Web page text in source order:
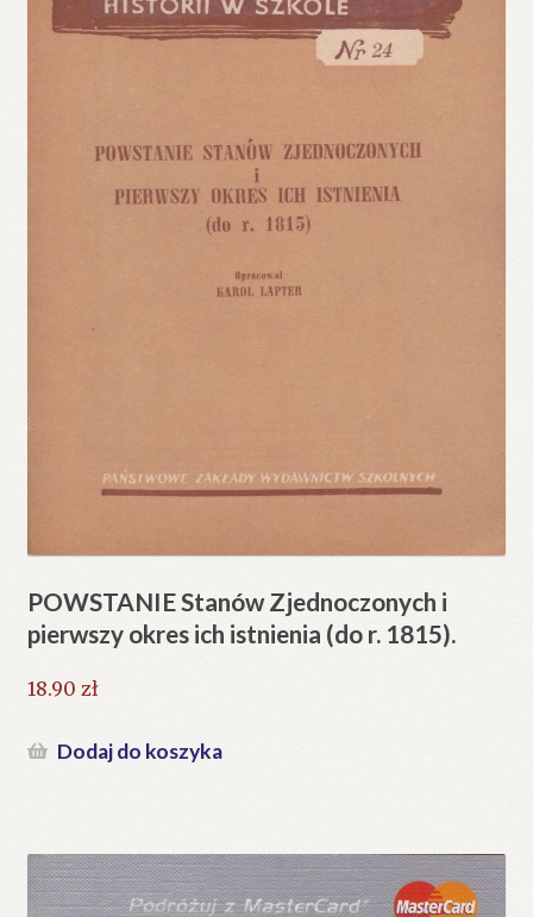
POWSTANIE Stanów Zjednoczonych i
pierwszy okres ich istnienia (do r. 1815).
18.90 zł
Dodaj do koszyka